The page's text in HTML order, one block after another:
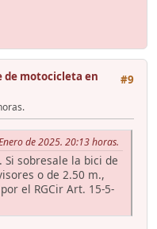
#9
de motocicleta en
de 2025. 20:13 horas.
sobresale la bici de
o de 2.50 m.,
el RGCir Art. 15-5-